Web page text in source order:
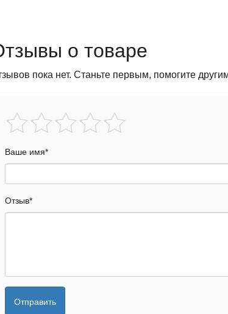
о товаре
пока нет. Станьте первым, помогите
Ваше имя*
Отзыв*
Отправить